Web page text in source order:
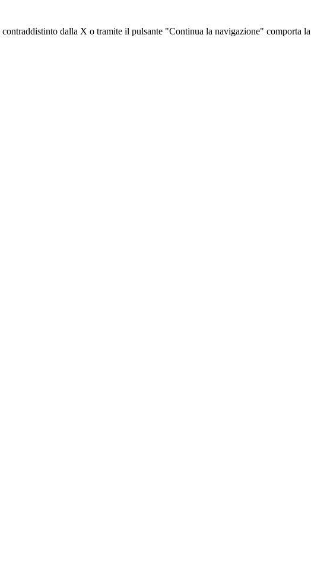
dalla X o tramite il pulsante "Continua la navigazione" comporta la